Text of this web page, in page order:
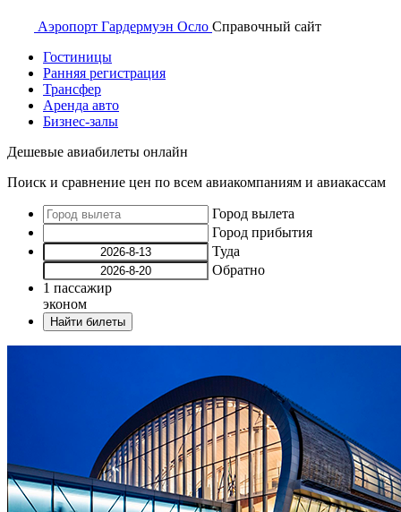
Аэропорт Гардермуэн Осло Справочный сайт
Гостиницы
Ранняя регистрация
Трансфер
Аренда авто
Бизнес-залы
Дешевые авиабилеты онлайн
Поиск и сравнение цен по всем авиакомпаниям и авиакассам
Город вылета
Город прибытия
Туда
Обратно
1 пассажир
эконом
Найти билеты